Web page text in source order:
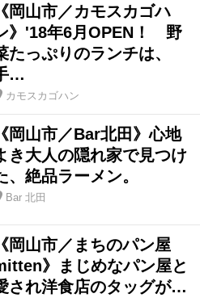
《岡山市／カモスカゴハ
》'18年6月OPEN！ 野
たっぷりのランチは、
…
カモスカゴハン
《岡山市／Bar北田》心地
き大人の隠れ家で見つけ
、絶品ラーメン。
Bar 北田
《岡山市／まちのパン屋
》まじめなパン屋と
され洋食店のタッグが…